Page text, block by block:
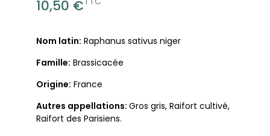
10,50 €
Nom latin: Raphanus sativus niger
Famille: Brassicacée
Origine: France
Autres appellations: Gros gris, Raifort cultivé,
Raifort des Parisiens.